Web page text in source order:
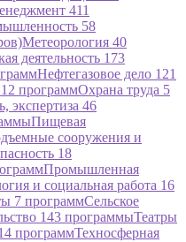
411
58
Метеорология 40
деятельность 173
Нефтегазовое дело 121
12 программОхрана труда 5
экспертиза 46
Пищевая
сооружения и
18
Промышленная
и социальная работа 16
7 программСельское
143 программыТеатры
программТехносферная